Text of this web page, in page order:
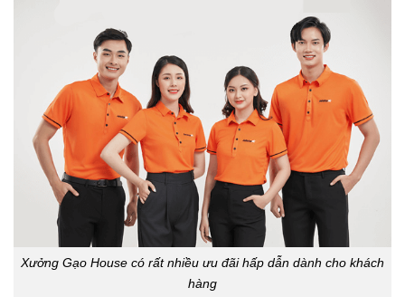
Xưởng Gạo House có rất nhiều ưu đãi hấp dẫn dành cho khách
hàng